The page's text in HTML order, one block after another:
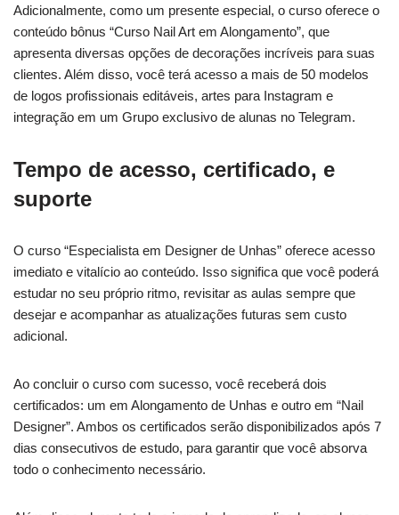
Adicionalmente, como um presente especial, o curso oferece o
conteúdo bônus “Curso Nail Art em Alongamento”, que
apresenta diversas opções de decorações incríveis para suas
clientes. Além disso, você terá acesso a mais de 50 modelos
de logos profissionais editáveis, artes para Instagram e
integração em um Grupo exclusivo de alunas no Telegram.
Tempo de acesso, certificado, e
suporte
O curso “Especialista em Designer de Unhas” oferece acesso
imediato e vitalício ao conteúdo. Isso significa que você poderá
estudar no seu próprio ritmo, revisitar as aulas sempre que
desejar e acompanhar as atualizações futuras sem custo
adicional.
Ao concluir o curso com sucesso, você receberá dois
certificados: um em Alongamento de Unhas e outro em “Nail
Designer”. Ambos os certificados serão disponibilizados após 7
dias consecutivos de estudo, para garantir que você absorva
todo o conhecimento necessário.